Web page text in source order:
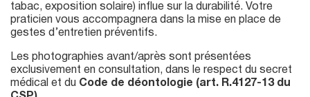
tabac, exposition solaire) influe sur la durabilité. Votre
praticien vous accompagnera dans la mise en place de
gestes d’entretien préventifs.
Les photographies avant/après sont présentées
exclusivement en consultation, dans le respect du secret
médical et du Code de déontologie (art. R.4127-13 du